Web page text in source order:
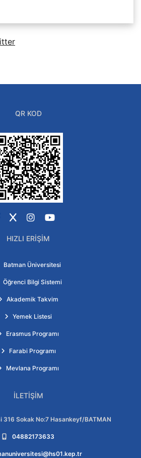
QR KOD
X Instagram
YouTube
HIZLI ERIŞIM
Batman Üniversitesi
Öğrenci Bilgi Sistemi
Akademik Takvim
Yemek Listesi
Erasmus Programı
Farabi Programı
Mevlana Programı
İLETIŞIM
316 Sokak No:7 Hasankeyf/BATMAN
Telefon:
04882173633